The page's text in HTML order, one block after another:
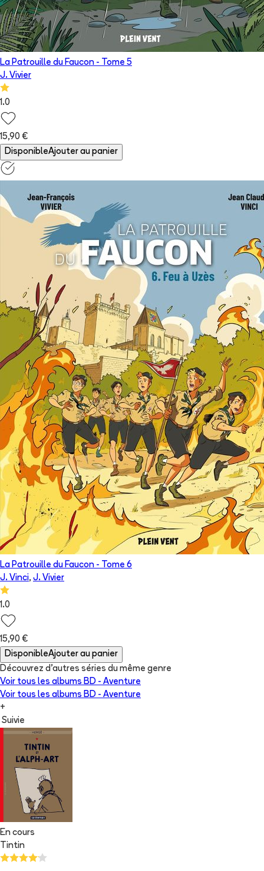
La Patrouille du Faucon - Tome 5
J. Vivier
1.0
15,90 €
DisponibleAjouter au panier
La Patrouille du Faucon - Tome 6
J. Vinci, J. Vivier
1.0
15,90 €
DisponibleAjouter au panier
Découvrez d'autres séries du même genre
Voir tous les albums BD - Aventure
Voir tous les albums BD - Aventure
+
Suivie
En cours
Tintin